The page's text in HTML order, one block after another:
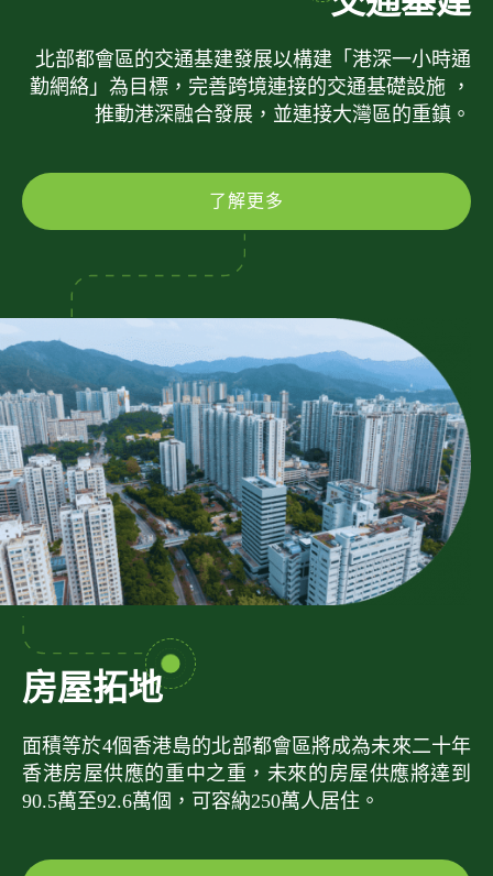
北部都會區的交通基建發展以構建「港深一小時通
勤網絡」為目標，完善跨境連接的交通基礎設施 ，
推動港深融合發展，並連接大灣區的重鎮。
了解更多
房屋拓地
面積等於4個香港島的北部都會區將成為未來二十年
香港房屋供應的重中之重，未來的房屋供應將達到
90.5萬至92.6萬個，可容納250萬人居住。